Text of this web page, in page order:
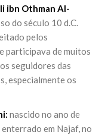
ibn Othman Al-
do século 10 d.C.
pelos
participava de muitos
seguidores das
especialmente os
nascido no ano de
em Najaf, no